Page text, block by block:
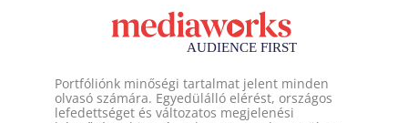
Portfóliónk minőségi tartalmat jelent minden
olvasó számára. Egyedülálló elérést, országos
lefedettséget és változatos megjelenési